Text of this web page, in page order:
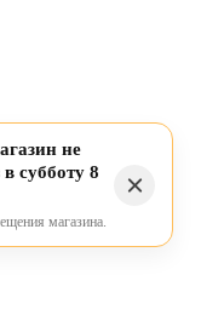
не
субботу 8
магазина.